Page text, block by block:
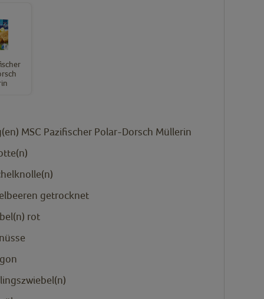
MSC Pazifischer Polar-Dorsch Müllerin
getrocknet
rot